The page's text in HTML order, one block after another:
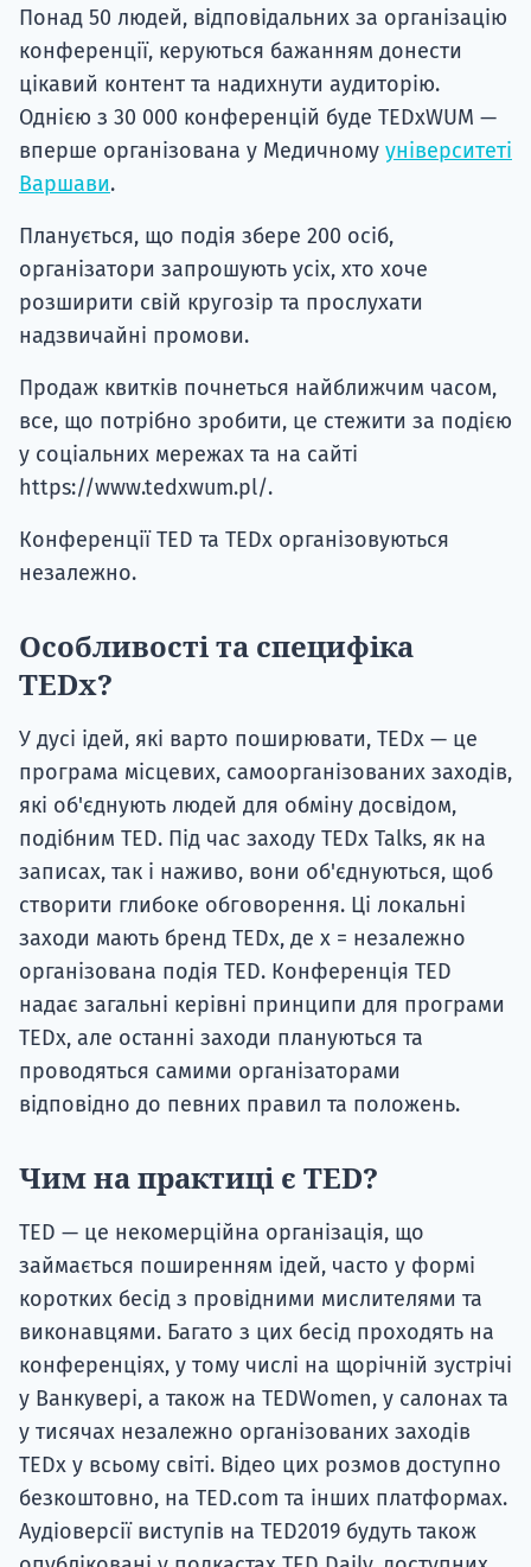
Понад 50 людей, відповідальних за організацію
конференції, керуються бажанням донести
цікавий контент та надихнути аудиторію.
Однією з 30 000 конференцій буде TEDxWUM —
вперше організована у Медичному університеті
Варшави.
Планується, що подія збере 200 осіб,
організатори запрошують усіх, хто хоче
розширити свій кругозір та прослухати
надзвичайні промови.
Продаж квитків почнеться найближчим часом,
все, що потрібно зробити, це стежити за подією
у соціальних мережах та на сайті
https://www.tedxwum.pl/.
Конференції TED та TEDx організовуються
незалежно.
Особливості та специфіка
TEDx?
У дусі ідей, які варто поширювати, TEDx — це
програма місцевих, самоорганізованих заходів,
які об'єднують людей для обміну досвідом,
подібним TED. Під час заходу TEDx Talks, як на
записах, так і наживо, вони об'єднуються, щоб
створити глибоке обговорення. Ці локальні
заходи мають бренд TEDx, де x = незалежно
організована подія TED. Конференція TED
надає загальні керівні принципи для програми
TEDx, але останні заходи плануються та
проводяться самими організаторами
відповідно до певних правил та положень.
Чим на практиці є TED?
TED — це некомерційна організація, що
займається поширенням ідей, часто у формі
коротких бесід з провідними мислителями та
виконавцями. Багато з цих бесід проходять на
конференціях, у тому числі на щорічній зустрічі
у Ванкувері, а також на TEDWomen, у салонах та
у тисячах незалежно організованих заходів
TEDx у всьому світі. Відео цих розмов доступно
безкоштовно, на TED.com та інших платформах.
Аудіоверсії виступів на TED2019 будуть також